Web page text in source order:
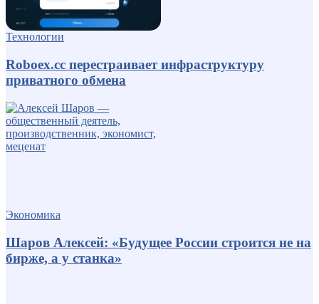
Технологии
Roboex.cc перестраивает инфраструктуру
приватного обмена
Экономика
Шаров Алексей: «Будущее России строится не на
бирже, а у станка»